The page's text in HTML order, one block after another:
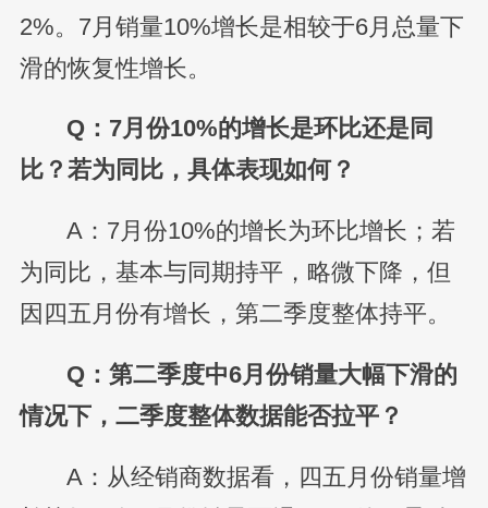
2%。7月销量10%增长是相较于6月总量下
滑的恢复性增长。
Q：7月份10%的增长是环比还是同
比？若为同比，具体表现如何？
A：7月份10%的增长为环比增长；若
为同比，基本与同期持平，略微下降，但
因四五月份有增长，第二季度整体持平。
Q：第二季度中6月份销量大幅下滑的
情况下，二季度整体数据能否拉平？
A：从经销商数据看，四五月份销量增